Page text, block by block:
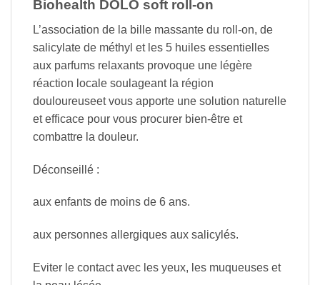
Biohealth DOLO soft roll-on
L’association de la bille massante du roll-on, de
salicylate de méthyl et les 5 huiles essentielles
aux parfums relaxants provoque une légère
réaction locale soulageant la région
douloureuseet vous apporte une solution naturelle
et efficace pour vous procurer bien-être et
combattre la douleur.
Déconseillé :
aux enfants de moins de 6 ans.
aux personnes allergiques aux salicylés.
Eviter le contact avec les yeux, les muqueuses et